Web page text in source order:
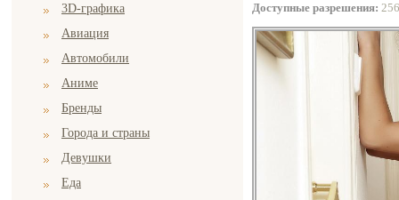
3D-графика
Авиация
Автомобили
Аниме
Бренды
Города и страны
Девушки
Еда
Доступные разрешения: